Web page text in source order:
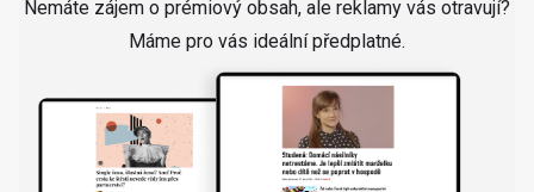
Nemáte zájem o prémiový obsah, ale reklamy vás otravují?
Máme pro vás ideální předplatné.